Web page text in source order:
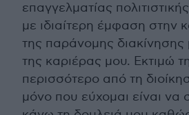
επαγγελματίας
με ιδιαίτερη έμφαση στην
της παράνομης διακίνησης
της καριέρας μου. Εκτιμώ
περισσότερο από τη
μόνο που εύχομαι είναι να